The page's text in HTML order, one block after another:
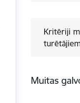
Kritēriji muitas atļaujas
Muitas